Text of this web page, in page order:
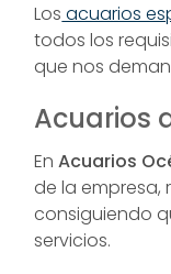
Los acuarios
todos los
que nos
Acuarios
EnAcuarios
de la empresa,
consiguiendo
servicios.